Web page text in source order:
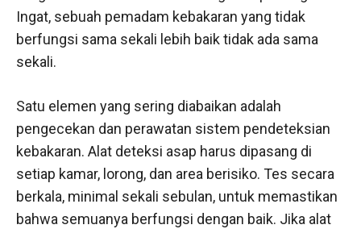
Ingat, sebuah pemadam kebakaran yang tidak
berfungsi sama sekali lebih baik tidak ada sama
sekali.
Satu elemen yang sering diabaikan adalah
pengecekan dan perawatan sistem pendeteksian
kebakaran. Alat deteksi asap harus dipasang di
setiap kamar, lorong, dan area berisiko. Tes secara
berkala, minimal sekali sebulan, untuk memastikan
bahwa semuanya berfungsi dengan baik. Jika alat